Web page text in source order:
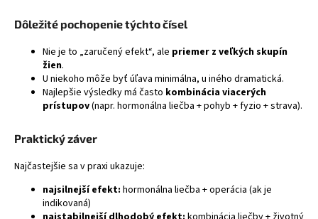
Dôležité pochopenie týchto čísel
Nie je to „zaručený efekt“, ale priemer z veľkých skupín
žien.
U niekoho môže byť úľava minimálna, u iného dramatická.
Najlepšie výsledky má často kombinácia viacerých
prístupov(napr. hormonálna liečba + pohyb + fyzio + strava).
Praktický záver
Najčastejšie sa v praxi ukazuje:
najsilnejší efekt: hormonálna liečba + operácia (ak je
indikovaná)